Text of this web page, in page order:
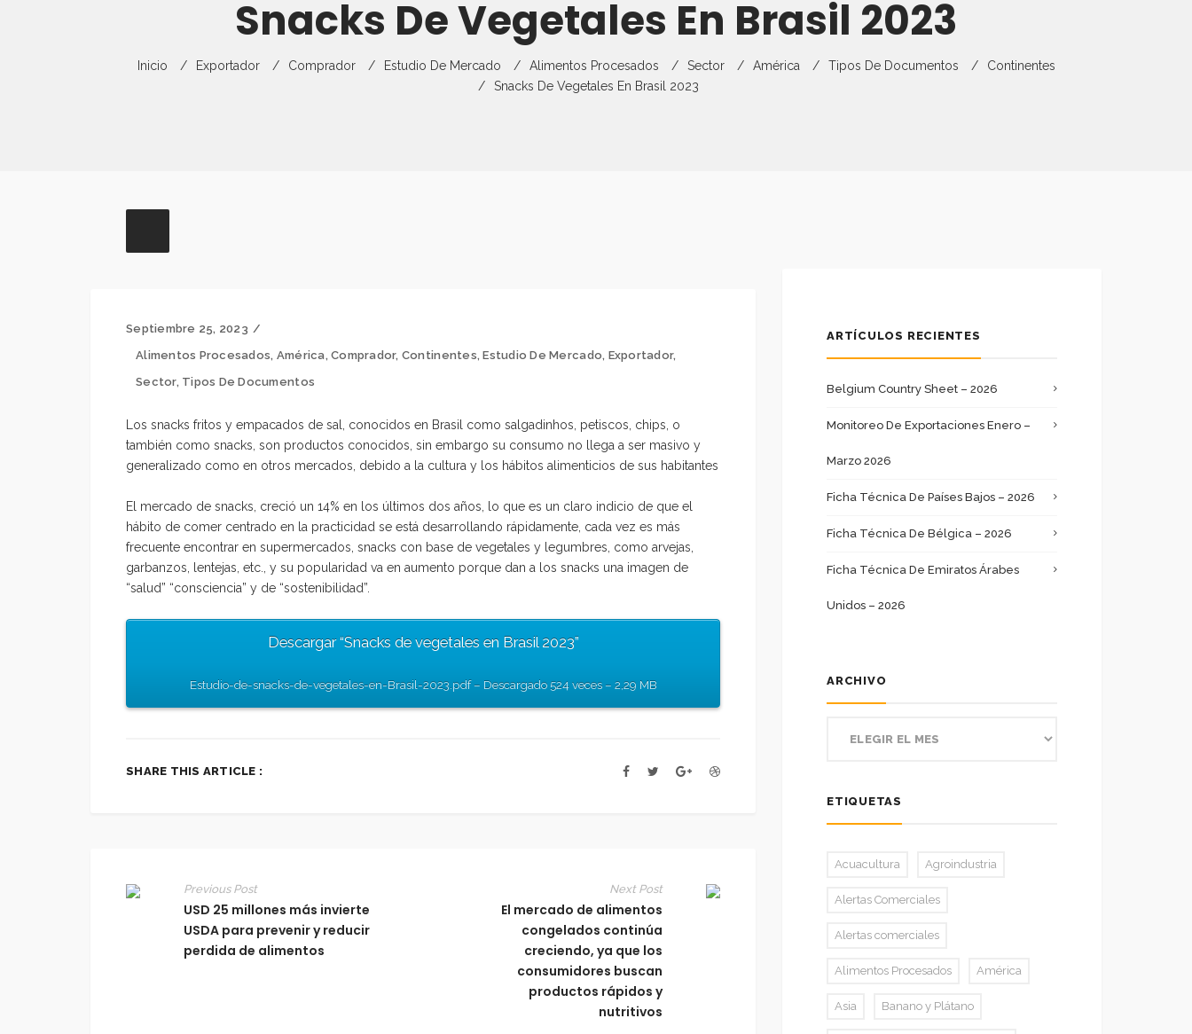
Gestión Del Riesgo En Las
Estudios De Mercado
Capacitaciones
Curso Virtual
Partners
Directorios Web De
Snacks De Vegetales En Brasil 2023
Inicio Exportador Comprador Estudio De Mercado Alimentos Procesados Sector América Tipos De Documentos
Continentes
Snacks De Vegetales En Brasil 2023
Septiembre 25, 2023
Alimentos Procesados, América,Comprador, Continentes,Estudio De Mercado, Exportador,
Sector, Tipos De Documentos
Los snacks fritos y empacados de sal, conocidos en Brasil como salgadinhos, petiscos, chips, o
también como snacks, son productos conocidos , sin embargo su consumo no llega a ser masivo y
generalizado como en otros mercados, debido a la cultura y los hábitos alimenticios de sus habitantes
El mercado de snacks, creció un 14% en los últimos dos años, lo que es un claro indicio de que el
hábito de comer centrado en la practicidad se está desarrollando rápidamente, cada vez es más
frecuente encontrar en supermercados, snacks con base de vegetales y legumbres, como arvejas,
garbanzos, lentejas, etc., y su popularidad va en aumento porque dan a los snacks una imagen de
“salud” “consciencia” y de “sostenibilidad”.
Descargar “Snacks de vegetales en Brasil 2023”
Estudio-de-snacks-de-vegetales-en-Brasil-2023.pdf – Descargado 524 veces – 2,29 MB
SHARE THIS ARTICLE :
Previous Post
USD 25 millones más invierte
USDA para prevenir y reducir
perdida de alimentos
Next Post
El mercado de alimentos
congelados continúa
creciendo, ya que los
consumidores buscan
productos rápidos y
nutritivos
ARTÍCULOS RECIENTES
Belgium Country Sheet – 2026
Monitoreo De Exportaciones Enero –
Marzo 2026
Ficha Técnica De Países Bajos – 2026
Ficha Técnica De Bélgica – 2026
Ficha Técnica De Emiratos Árabes
Unidos – 2026
ARCHIVO
ETIQUETAS
Acuacultura Agroindustria
Alertas Comerciales
Alertas comerciales
Alimentos Procesados América
Asia Banano y Plátano